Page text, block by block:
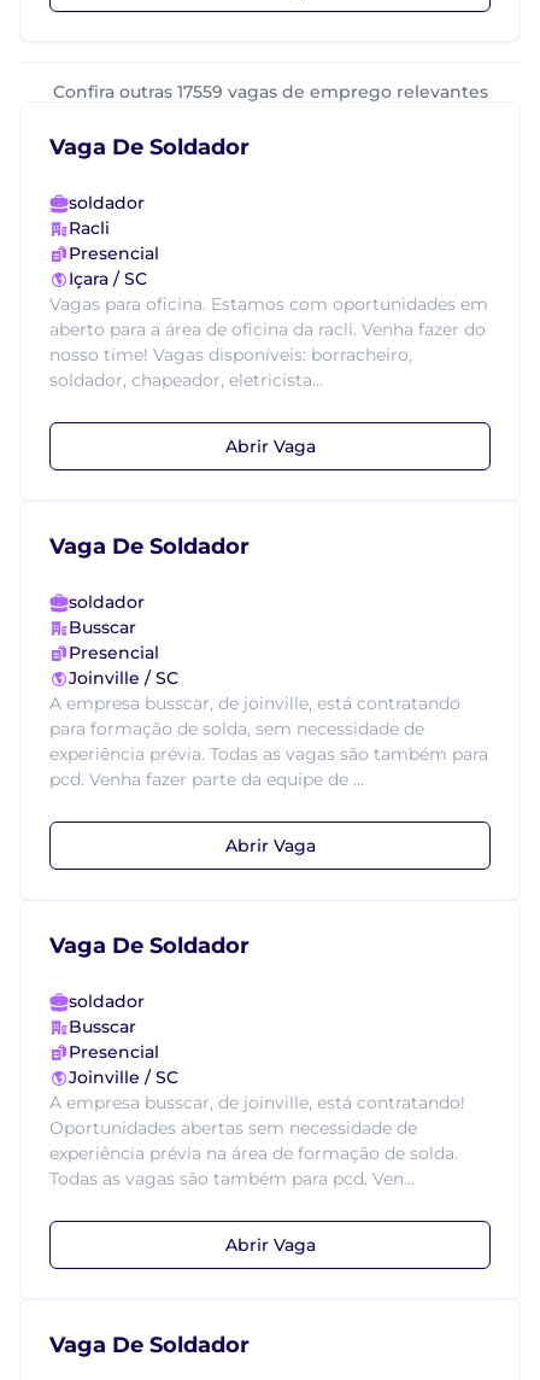
Confira outras 17559 vagas de emprego relevantes
Vaga De Soldador
soldador
Racli
Presencial
Içara / SC
Vagas para oficina. Estamos com oportunidades em
aberto para a área de oficina da racli. Venha fazer do
nosso time! Vagas disponíveis: borracheiro,
soldador, chapeador, eletricista...
Abrir Vaga
Vaga De Soldador
soldador
Busscar
Presencial
Joinville / SC
A empresa busscar, de joinville, está contratando
para formação de solda, sem necessidade de
experiência prévia. Todas as vagas são também para
pcd. Venha fazer parte da equipe de ...
Abrir Vaga
Vaga De Soldador
soldador
Busscar
Presencial
Joinville / SC
A empresa busscar, de joinville, está contratando!
Oportunidades abertas sem necessidade de
experiência prévia na área de formação de solda.
Todas as vagas são também para pcd. Ven...
Abrir Vaga
Vaga De Soldador